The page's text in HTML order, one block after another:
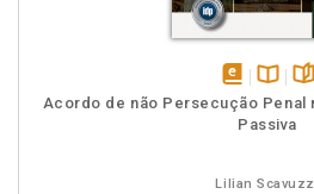
disponível
em
na
Acordo de não Persecução Penal
Passiva
Lilian